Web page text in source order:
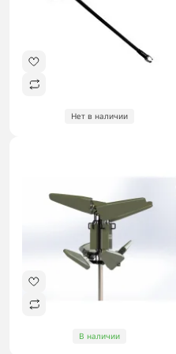
Нет в наличии
В наличии